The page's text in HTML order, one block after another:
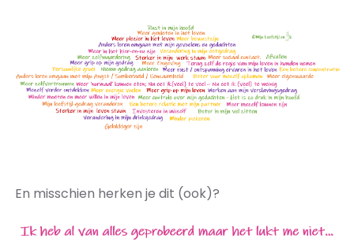
En misschien herken je dit (ook)?